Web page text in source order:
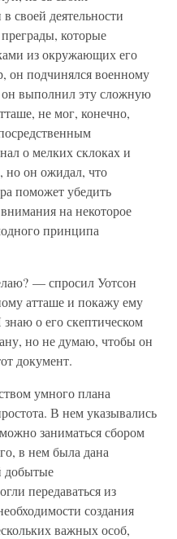
своей деятельности
которые
из окружающих его
он подчинялся военному
он выполнил эту сложную
не мог, конечно,
о мелких склоках и
но он ожидал, что
поможет убедить
на некоторое
принципа
— спросил Уотсон
атташе и покажу ему
о его скептическом
но не думаю, чтобы он
документ.
умного плана
В нем указывались
заниматься сбором
в нем была дана
добытые
передаваться из
создания
важных особ,